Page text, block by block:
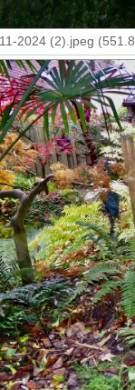
2024 (2).jpeg